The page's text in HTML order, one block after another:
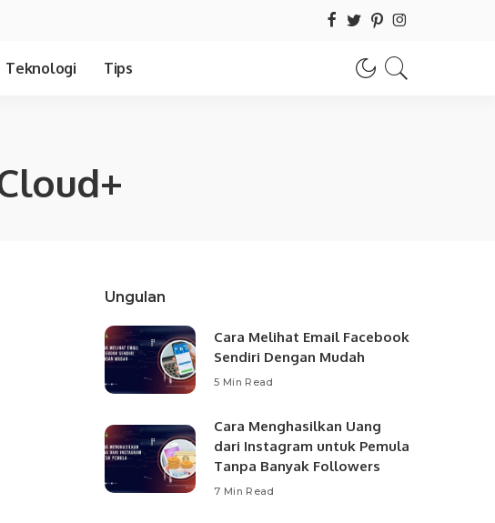
Teknologi Tips
Ungulan
Cara Melihat Email Facebook
Sendiri Dengan Mudah
5 Min Read
Cara Menghasilkan Uang
dari Instagram untuk Pemula
Tanpa Banyak Followers
7 Min Read